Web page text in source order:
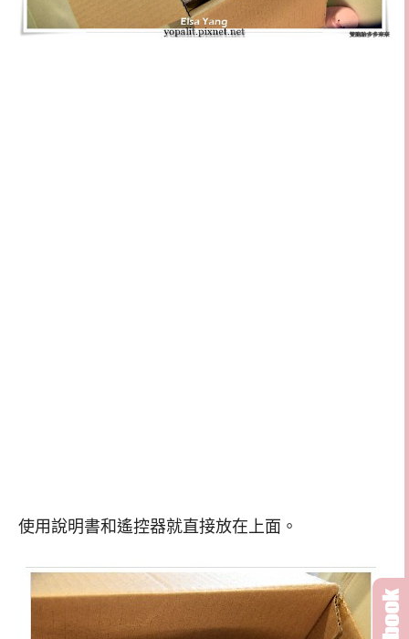
使用說明書和遙控器就直接放在上面。